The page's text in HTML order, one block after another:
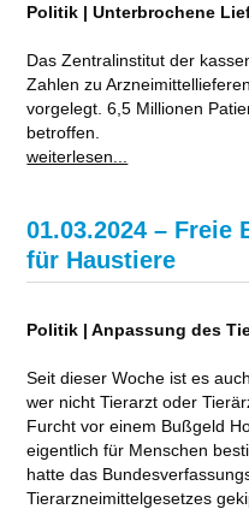
Politik | Unterbrochene
Das Zentralinstitut der
Zahlen zu
vorgelegt. 6,5 Millionen
betroffen.
weiterlesen...
01.03.2024 – Freie
für Haustiere
Politik | Anpassung des
Seit dieser Woche ist es
wer nicht Tierarzt oder
Furcht vor einem Bußgeld
eigentlich für Menschen
hatte das
Tierarzneimittelgesetzes